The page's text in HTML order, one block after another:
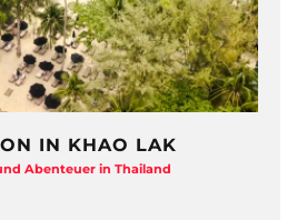
IN KHAO LAK
Abenteuer in Thailand